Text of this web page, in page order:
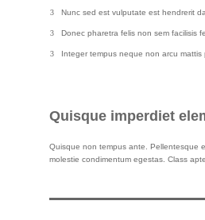
Nunc sed est vulputate est hendrerit
Donec pharetra felis non sem facilisis
Integer tempus neque non arcu mattis
Quisque imperdiet
Quisque non tempus ante. Pellentesque
molestie condimentum egestas. Class